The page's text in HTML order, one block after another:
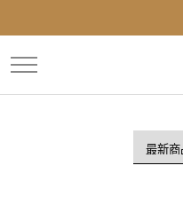
到
主
要
內